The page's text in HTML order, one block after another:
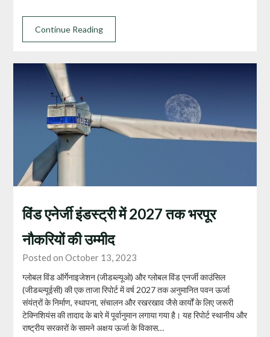
Continue Reading
विंड एनेर्जी इंडस्ट्री में 2027 तक भरपूर
नौकरियों की उम्मीद
Posted on October 13, 2023
ग्लोबल विंड ऑर्गेनाइजेशन (जीडब्ल्यूओ) और ग्लोबल विंड एनर्जी काउंसिल
(जीडब्ल्यूईसी) की एक ताजा रिपोर्ट में वर्ष 2027 तक अनुमानित पवन ऊर्जा
संयंत्रों के निर्माण, स्थापना, संचालन और रखरखाव जैसे कार्यों के लिए जरूरी
टेक्निशियंस की तादाद के बारे में पूर्वानुमान लगाया गया है। यह रिपोर्ट स्थानीय और
राष्ट्रीय सरकारों के सामने अक्षय ऊर्जा के विकास…